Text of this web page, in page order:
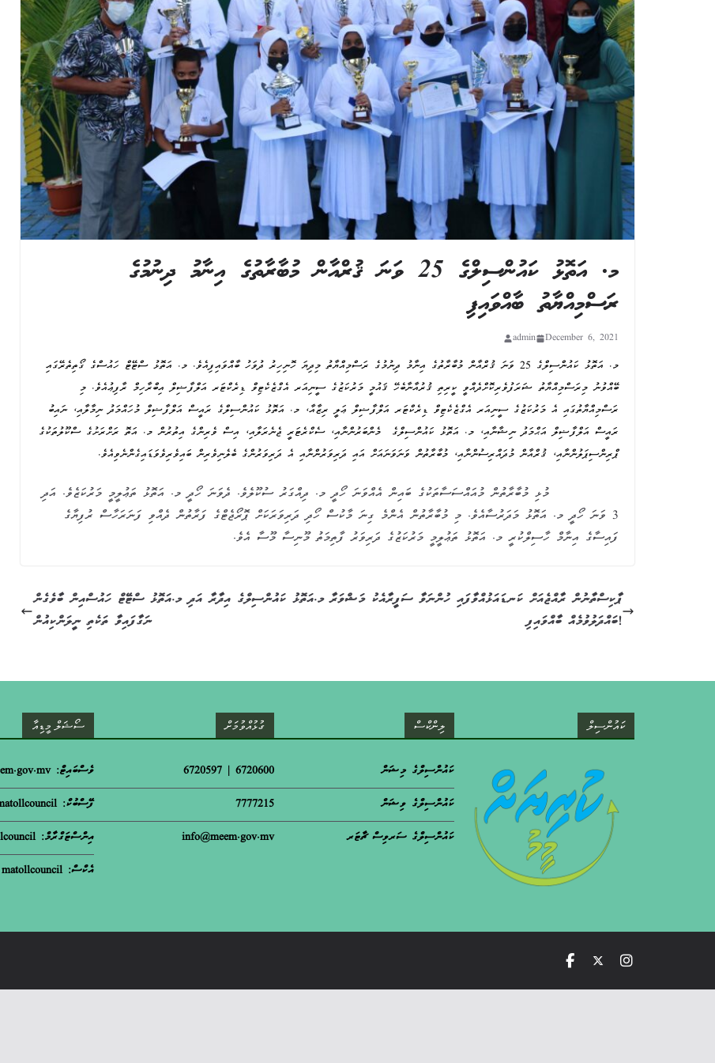
މ. އަތޮޅު ކައުންސިލްގެ 25 ވަނަ ޤުރްއާން މުބާރާތުގެ އިނާމު ދިނުމުގެ
ރަސްމިއްޔާތު ބާއްވައިފި
December 6, 2021
admin
މ. އަތޮޅު ކައުންސިލްގެ 25 ވަނަ ޤުރްއާން މުބާރާތުގެ އިނާމު ދިނުމުގެ ރަސްމިއްޔާތު މިދިޔަ ހޮނިހިރު ދުވަހު ބާއްވައިފިއެވެ. މ. އަތޮޅު ސްޓޭޓް ހައުސްގެ ގޯތިތެރޭގައި
ބޭއްވުނު މިރަސްމިއްޔާތު ޝަރަފުވެރިކޮށްދެއްވީ ކީރިތި ޤުރުއާނާބެހޭ ޤައުމީ މަރުކަޒުގެ ސީނިއަރ އެގްޒެކެޓިވް ޑިރެކްޓަރ އަލްފާޟިލް އިބްރާހިމް ރާފިޢުއެވެ. މި
ރަސްމިއްޔާތުގައި އެ މަރުކަޒުގެ ސީނިއަރ އެގްޒެކެޓިވް ޑިރެކްޓަރ އަލްފާޟިލް ޢަލީ ރިޒާއާ، މ. އަތޮޅު ކައުންސިލްގެ ރައީސް އަލްފާޟިލް މުހައްމަދު ނިމާލާއި، ނައިބު
ރައީސް އަލްފާޟިލް އަޙްމަދު ނިޝާނާއި، މ. އަތޮޅު ކައުންސިލްގެ މެންބަރުންނާއި، ސެކްރެޓަރީ ޖެނެރަލާއި، އިސް ވެރިންގެ އިތުރުން މ. އަތޮ ރަށްރަށުގެ ސްކޫލުތަކުގެ
ޕްރިންސިޕަލުންނާއި، ޤުރްއާން މުދައްރިސުންނާއި، މުބާރާތުން ވަނަވަނައަށް އައި ދަރިވަރުންނާއި އެ ދަރިވަރުންގެ ބެލެނިވެރިން ބައިވެރިވެވަޑައިގެންނެވިއެވެ.
މުޅި މުބާރާތުން މުއައްސަސާތަކުގެ ބައިން އެއްވަނަ ހޯދީ މ. ދިއްގަރު ސުކޫލެވެ. ދެވަނަ ހޯދީ މ. އަތޮޅު ތަޢުލީމީ މަރުކަޒެވެ. އަދި
3 ވަނަ ހޯދީ މ. އަތޮޅު މަދަރުސާއެވެ. މި މުބާރާތުން އެންމެ ގިނަ މާކުސް ހޯދި ދަރިވަރަކަށް ޕޮރޯޖެޓްގެ ފަރާތުން ދެއްވި ފަނަރަހާސް ރުފިޔާގެ
ފައިސާގެ އިނާމް ހާސިލްކުރީ މ. އަތޮޅު ތަޢުލީމީ މަރުކަޒުގެ ދަރިވަރު ފާތިމަތު މޫނިސާ މޫސާ އެވެ.
މ.އަތޮޅު ކައުންސިލްގެ އިދާރާ އަދި މ.އަތޮޅު ސްޓޭޓް ހައުސްއިން ބާވެގެން
ނަގާފައިވާ ތަކެތި ނީލަންކިއުން
ޕާކިސްތާނުން ރާއްޖެއަށް ކަނޑައަޅުއްވާފައި ހުންނަވާ ސަފީރާއެކު މަޝްވަރާ
ބައްދަލުވުމެއް ބާއްވައިފި!
ސޯޝަލް މީޑިއާ
ވެސްބައިޓް: meem.gov.mv
ފޭސްބުކް: matollcouncil
އިންސްޓަގްރާމް: m.atollcouncil
އެކްސް: matollcouncil
ގުޅުއްވުމަށް
6720600 | 6720597
7777215
info@meem.gov.mv
ލިންކްސް
ކައުންސިލްގެ މިޝަން
ކައުންސިލްގެ ވިޝަން
ކައުންސިލްގެ ސަރވިސް ޗާޓަރ
ކައުންސިލް